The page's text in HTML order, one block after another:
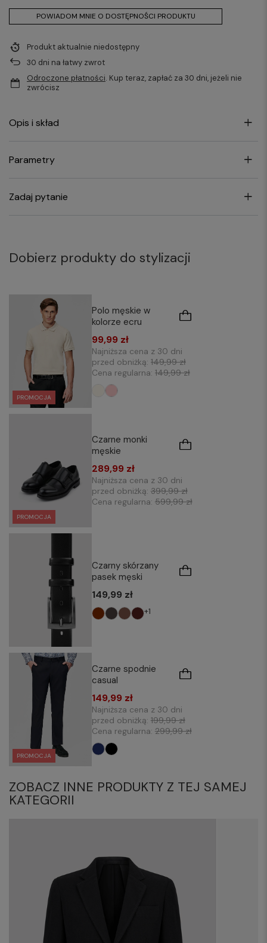
POWIADOM MNIE O DOSTĘPNOŚCI PRODUKTU
Produkt aktualnie niedostępny
30 dni na łatwy zwrot
Odroczone płatności. Kup teraz, zapłać za 30 dni, jeżeli nie
zwrócisz
Opis i skład
Parametry
Zadaj pytanie
Dobierz produkty do stylizacji
PROMOCJA
Polo męskie w
kolorze ecru
99,99 zł
Najniższa cena z 30 dni
przed obniżką: 149,99 zł
Cena regularna: 149,99 zł
PROMOCJA
Czarne monki
męskie
289,99 zł
Najniższa cena z 30 dni
przed obniżką: 399,99 zł
Cena regularna: 599,99 zł
Czarny skórzany
pasek męski
149,99 zł
+1
PROMOCJA
Czarne spodnie
casual
149,99 zł
Najniższa cena z 30 dni
przed obniżką: 199,99 zł
Cena regularna: 299,99 zł
ZOBACZ INNE PRODUKTY Z TEJ SAMEJ
KATEGORII